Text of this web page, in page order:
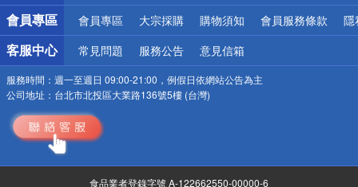
會員專區 會員專區 大宗採購 購物須知 會員服務條款 隱
客服中心 常見問題 服務公告 意見信箱
服務時間： 週一至週日 09:00-21:00，例假日依網站公告為主
公司地址： 台北市北投區大業路136號5樓 (台灣)
食品業者登錄字號 A-122662550-00000-6